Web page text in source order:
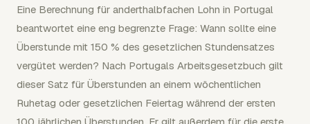
Eine Berechnung für anderthalbfachen Lohn in Portugal
beantwortet eine eng begrenzte Frage: Wann sollte eine
Überstunde mit 150 % des gesetzlichen Stundensatzes
vergütet werden? Nach Portugals Arbeitsgesetzbuch gilt
dieser Satz für Überstunden an einem wöchentlichen
Ruhetag oder gesetzlichen Feiertag während der ersten